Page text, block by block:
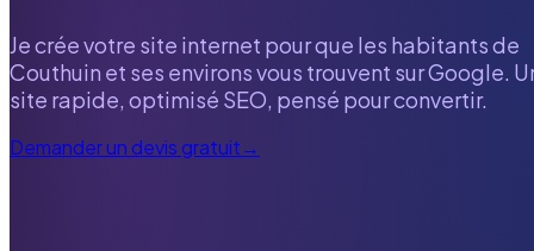
Je crée votre site internet pour que les habitants de
Couthuin et ses environs vous trouvent sur Google.
site rapide, optimisé SEO, pensé pour convertir.
Demander un devis gratuit→